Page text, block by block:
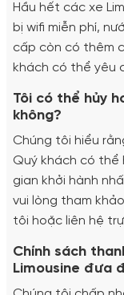
Hầu hết các xe
bị wifi miễn phí,
cấp còn có thêm
khách có thể yêu
Tôi có thể hủy
không?
Chúng tôi hiểu
Quý khách có thể
gian khởi hành
vui lòng tham
tôi hoặc liên hệ
Chính sách
Limousine đưa